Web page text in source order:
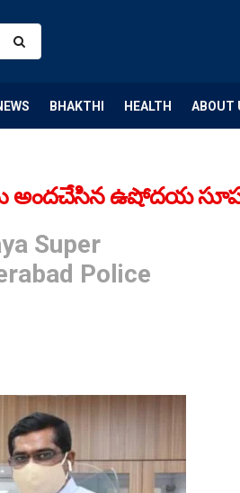
BHAKTHI HEALTH ABOUT
అందచేసిన ఉషోదయ
Super
Police